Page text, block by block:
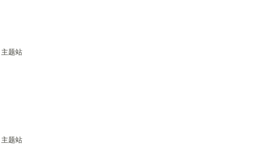
主题站
主题站